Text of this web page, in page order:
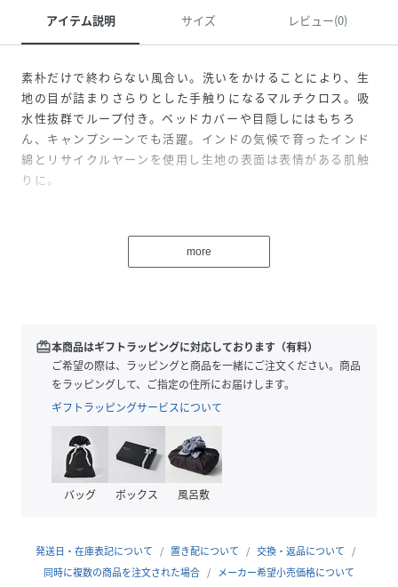
アイテム説明 サイズ レビュー(0)
素朴だけで終わらない風合い。洗いをかけることにより、生
地の目が詰まりさらりとした手触りになるマルチクロス。吸
水性抜群でループ付き。ベッドカバーや目隠しにはもちろ
ん、キャンプシーンでも活躍。インドの気候で育ったインド
綿とリサイクルヤーンを使用し生地の表面は表情がある肌触
りに。
インド
サイズ FREE
品番
DE6352_ISYP12A6
(ISYP12A6-2024-201-000 DE6352
more
redeem本商品はギフトラッピングに対応しております（有料）
ご希望の際は、ラッピングと商品を一緒にご注文ください。商品
をラッピングして、ご指定の住所にお届けします。
ギフトラッピングサービスについて
バッグ ボックス 風呂敷
発送日・在庫表記について 置き配について
交換・返品について
同時に複数の商品を注文された場合
メーカー希望小売価格について